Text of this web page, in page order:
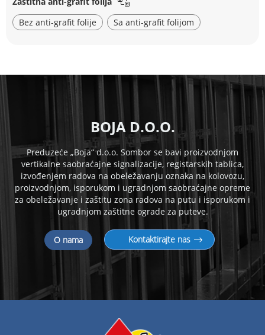
Bez anti-grafit folije
Sa anti-grafit folijom
BOJA D.O.O.
Preduzeće „Boja“ d.o.o. Sombor se bavi proizvodnjom
vertikalne saobraćajne signalizacije, registarskih tablica,
izvođenjem radova na obeležavanju oznaka na kolovozu,
proizvodnjom, isporukom i ugradnjom saobraćajne opreme
za obeležavanje i zaštitu zona radova na putu i isporukom i
ugradnjom zaštitne ograde za puteve.
O nama Kontaktirajte nas